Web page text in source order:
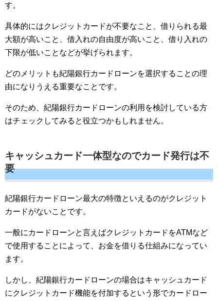
す。
具体的にはクレジットカードが不要なこと、借りられる最
大額が高いこと、借入れの自由度が高いこと、借り入れの
下限が低いことなどが挙げられます。
どのメリットも紀陽銀行カードローンを選択することの理
由になりうえる重要なことです。
そのため、紀陽銀行カードローンの利用を検討している方
はチェックしてみると役立つかもしれません。
キャッシュカード一体型なのでカード発行は不
要
紀陽銀行カードローン最大の特徴といえるのがクレジット
カードがないことです。
一般にカードローンと言えばクレジットカードをATMなど
で使用することによって、お金を借りる仕組みになってい
ます。
しかし、紀陽銀行カードローンの場合はキャッシュカード
にクレジットカード機能を付加するという形でカードロー